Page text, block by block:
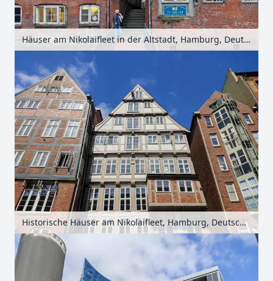
Häuser am Nikolaifleet in der Altstadt, Hamburg, Deutschland
Historische Häuser am Nikolaifleet, Hamburg, Deutschland